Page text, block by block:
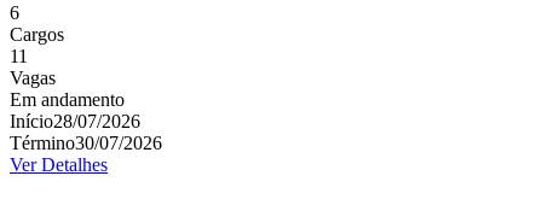
6
Cargos
11
Vagas
Em andamento
Início28/07/2026
Término30/07/2026
Ver Detalhes